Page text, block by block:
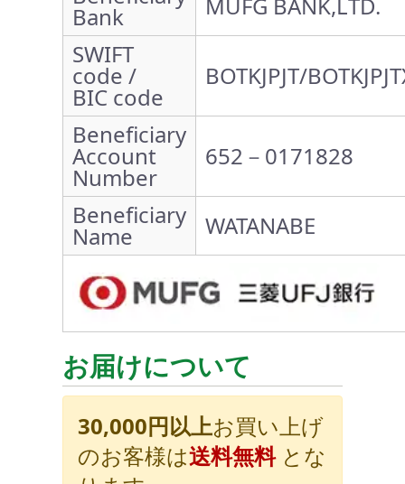
Bank
SWIFT
code /
BIC code
BOTKJPJT/
Beneficiary
Account
Number
652－0171828
Beneficiary
Name WATANABE
お届けについて
30,000円以上お買い上げ
のお客様は送料無料とな